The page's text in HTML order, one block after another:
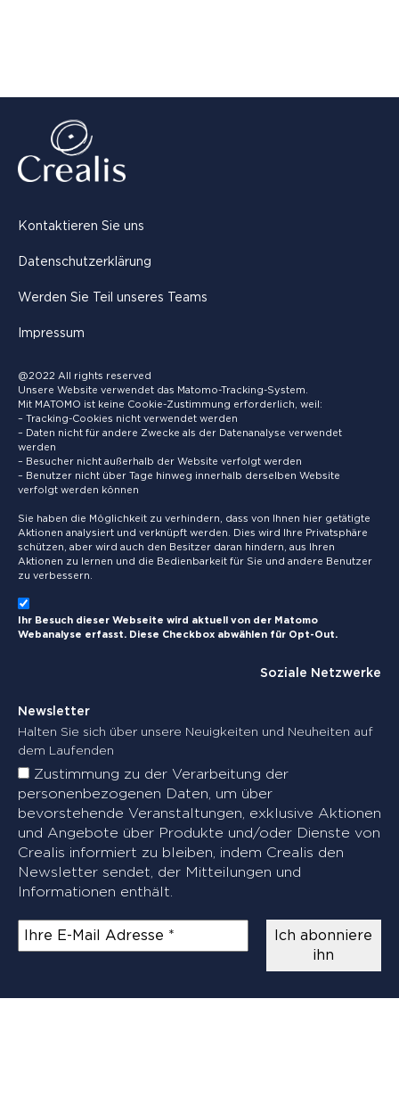
Kontaktieren Sie uns
Datenschutzerklärung
Werden Sie Teil unseres Teams
Impressum
@2022 All rights reserved
Unsere Website verwendet das Matomo-Tracking-System.
Mit MATOMO ist keine Cookie-Zustimmung erforderlich, weil:
– Tracking-Cookies nicht verwendet werden
– Daten nicht für andere Zwecke als der Datenanalyse verwendet
werden
– Besucher nicht außerhalb der Website verfolgt werden
– Benutzer nicht über Tage hinweg innerhalb derselben Website
verfolgt werden können
Sie haben die Möglichkeit zu verhindern, dass von Ihnen hier getätigte
Aktionen analysiert und verknüpft werden. Dies wird Ihre Privatsphäre
schützen, aber wird auch den Besitzer daran hindern, aus Ihren
Aktionen zu lernen und die Bedienbarkeit für Sie und andere Benutzer
zu verbessern.
Ihr Besuch dieser Webseite wird aktuell von der Matomo
Webanalyse erfasst. Diese Checkbox abwählen für Opt-Out.
Soziale Netzwerke
Newsletter
Halten Sie sich über unsere Neuigkeiten und Neuheiten auf
dem Laufenden
Zustimmung zu der Verarbeitung der
personenbezogenen Daten, um über
bevorstehende Veranstaltungen, exklusive Aktionen
und Angebote über Produkte und/oder Dienste von
Crealis informiert zu bleiben, indem Crealis den
Newsletter sendet, der Mitteilungen und
Informationen enthält.